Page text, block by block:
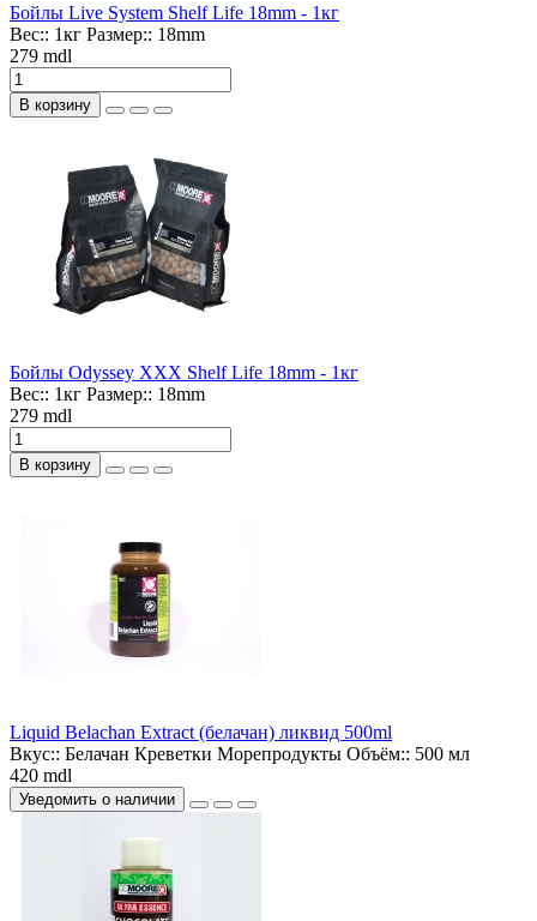
Бойлы Live System Shelf Life 18mm - 1кг
Вес:: 1кг Размер:: 18mm
279 mdl
В корзину
Бойлы Odyssey XXX Shelf Life 18mm - 1кг
Вес:: 1кг Размер:: 18mm
279 mdl
В корзину
Liquid Belachan Extract (белачан) ликвид 500ml
Вкус:: Белачан Креветки Морепродукты Объём:: 500 мл
420 mdl
Уведомить о наличии